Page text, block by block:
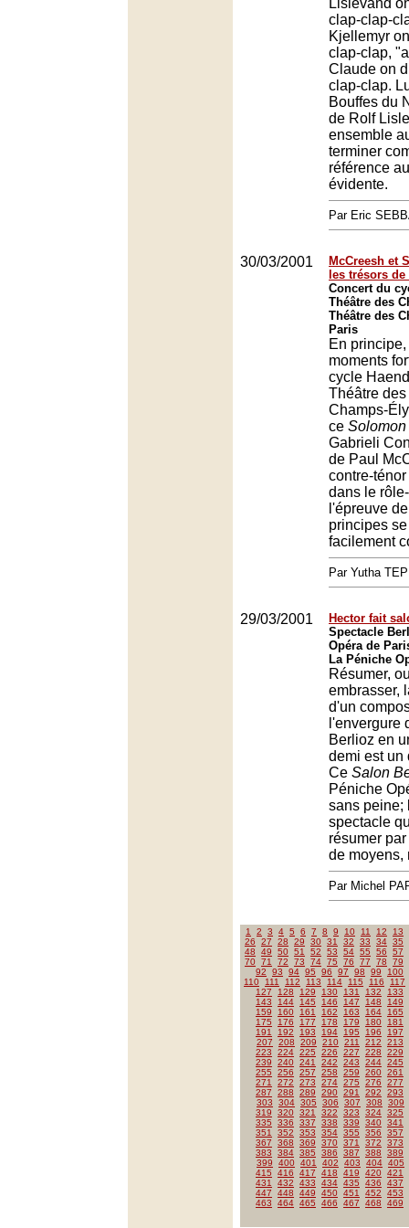
Lislevand
clap-clap-
Kjellemyr
clap-clap,
Claude on
clap-clap.
Bouffes du
de Rolf
ensemble
terminer
référence
évidente.
Par Eric
30/03/2001
McCreesh et
les trésors
Concert du
Théâtre des
Théâtre des
Paris
En
moments
cycle
Théâtre des
Champs-
ce Solomon
Gabrieli
de Paul
contre-ténor
dans le
l'épreuve
principes
facilement
Par Yutha TEP
29/03/2001
Hector fait
Spectacle
Opéra de
La Péniche
Résumer,
embrasser,
d'un
l'envergure
Berlioz en
demi est un
Ce Salon
Péniche
sans peine;
spectacle
résumer
de moyens,
Par Michel
1 2 3 4 5 6 7 8 9 10 11 12
13
26
27 28 29 30 31 32 33 34 35
48
49 50 51 52 53 54 55 56
57
70 71 72 73 74 75 76 77 78
79
92
93 94 95 96 97 98 99
100
110
111 112 113 114 115 116
117
127
128 129 130 131 132
133
143
144 145 146 147 148
149
159
160 161 162 163 164
165
175
176 177 178 179 180
181
191
192 193 194 195 196
197
207
208 209 210 211 212
213
223
224 225 226 227 228
229
239
240 241 242 243 244 245
255
256 257 258 259 260 261
271
272 273 274 275 276
277
287
288 289 290 291 292
293
303
304 305 306 307 308
309
319
320 321 322 323 324 325
335
336 337 338 339 340 341
351
352 353 354 355 356
357
367
368 369 370 371 372
373
383
384 385 386 387 388
389
399
400 401 402 403 404 405
415
416 417 418 419 420 421
431
432 433 434 435 436
437
447
448 449 450 451 452
453
463
464 465 466 467 468 469